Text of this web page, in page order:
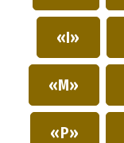
«I»
«M»
«P»